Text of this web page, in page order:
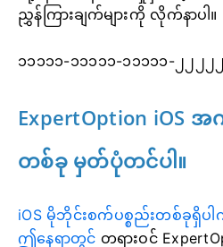
ညွှန်ကြားချက်များကို လိုက်နာပါ။
၁၁၁၁၁-၁၁၁၁၁-၁၁၁၁၁-၂၂၂၂
ExpertOption iOS
တစ်ခု မှတ်ပုံတင်ပါ။
iOS မိုဘိုင်းစက်ပစ္စည်းတစ်ခုရှိ
ဤနေရာတွင် တရားဝင်